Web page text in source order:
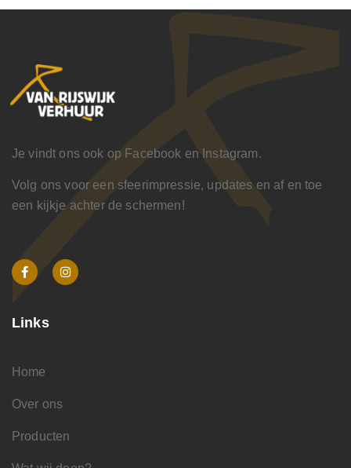
Je vindt ons ook op Facebook en Instagram.
Volg ons voor een sfeerimpressie, updates en af en toe
een kijkje achter de schermen!
Links
Home
Over ons
Producten